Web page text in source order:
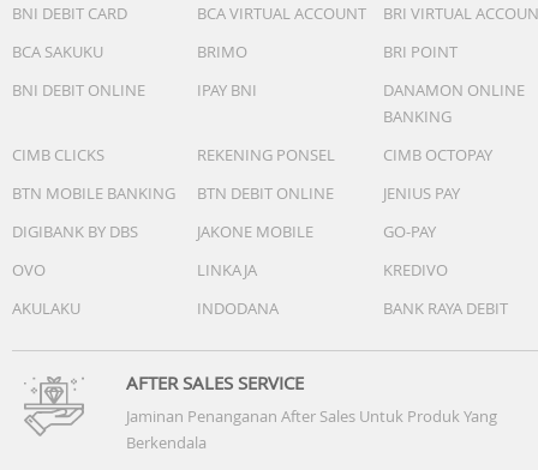
BNI DEBIT CARD
BCA VIRTUAL ACCOUNT
BRI VIRTUAL
BCA SAKUKU
BRIMO
BRI POINT
BNI DEBIT ONLINE
IPAY BNI
DANAMON ONLINE
BANKING
CIMB CLICKS
REKENING PONSEL
CIMB OCTOPAY
BTN MOBILE BANKING
BTN DEBIT ONLINE
JENIUS PAY
DIGIBANK BY DBS
JAKONE MOBILE
GO-PAY
OVO
LINKAJA
KREDIVO
AKULAKU
INDODANA BANK RAYA DEBIT
AFTER SALES SERVICE
Jaminan Penanganan After Sales Untuk Produk Yang
Berkendala